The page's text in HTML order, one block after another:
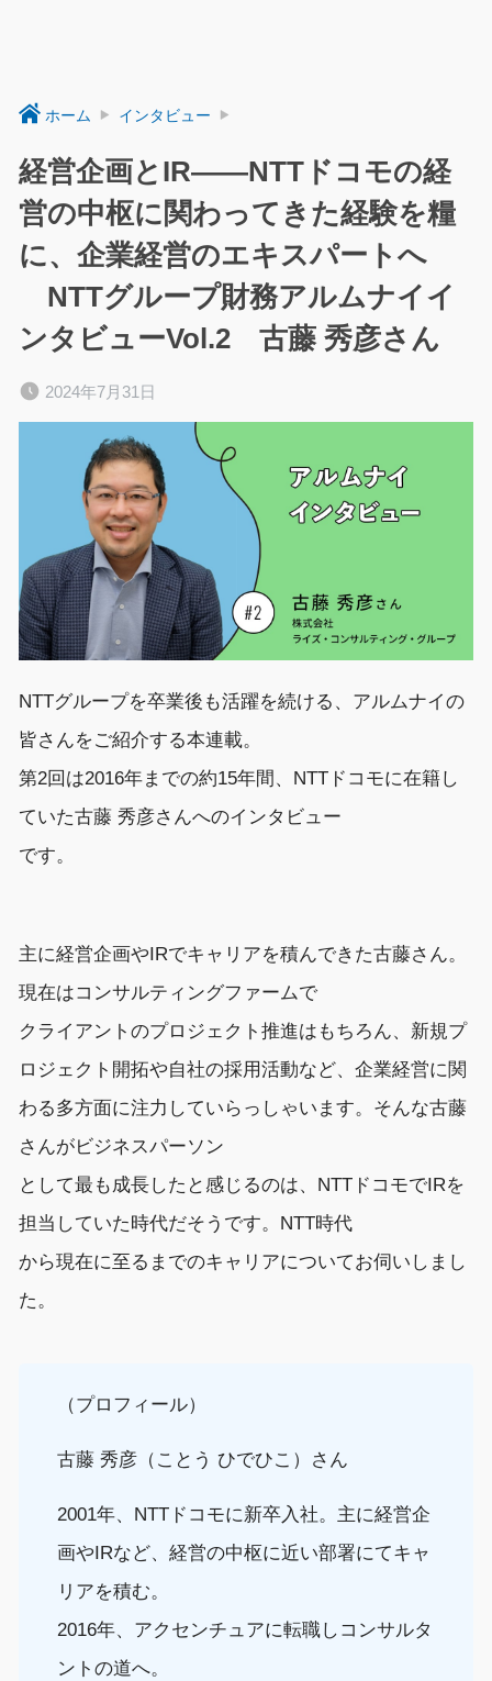
ホーム インタビュー
経営企画とIR――NTTドコモの経
営の中枢に関わってきた経験を糧
に、企業経営のエキスパートへ
NTTグループ財務アルムナイイ
ンタビューVol.2 古藤 秀彦さん
2024年7月31日
NTTグループを卒業後も活躍を続ける、 アルムナイの
皆さんをご紹介する本連載。
第2回は2016年までの約15年間、 NTT ドコモに在籍し
ていた古藤 秀彦さんへのインタビュー
です。
主に経営企画やIRでキャリアを積んできた古藤さん。
現在はコンサルティングファームで
クライアントのプロジェクト 推進はもちろん、 新規プ
ロジェクト 開拓や自社の採用活動など、 企業経営に関
わる多方面に注力していらっしゃいます。そんな古藤
さんがビジネスパーソン
として最も成長した と感じるのは、
NTTドコモでIRを
担当していた時代だそう です。
NTT時代
から現在に至る までのキャリアについてお伺いしまし
た。
（プロフィール）
古藤 秀彦 （ ことう ひでひこ ）さん
2001年、 NTT ドコモに新卒入社。 主に経営企
画やIRなど、経営の中枢に近い部署にてキャ
リアを積む。
2016年、 アクセンチュアに転職しコンサルタ
ントの道へ。